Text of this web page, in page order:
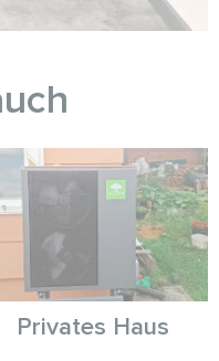
Privates Haus